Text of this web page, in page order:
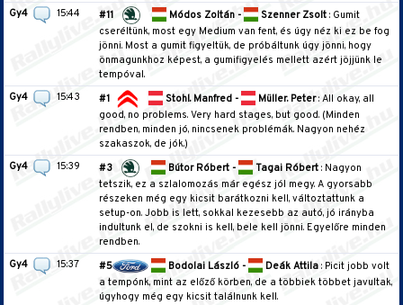
Gy4
15:44 #11 Módos Zoltán - Szenner Zsolt: Gumit
cseréltünk, most egy Medium van fent, és úgy néz ki ez be fog
jönni. Most a gumit figyeltük, de próbáltunk úgy jönni, hogy
önmagunkhoz képest, a gumifigyelés mellett azért jöjjünk le
tempóval.
Gy4
15:43 #1 Stohl. Manfred - Müller. Peter: All okay, all
good, no problems. Very hard stages, but good. (Minden
rendben, minden jó, nincsenek problémák. Nagyon nehéz
szakaszok, de jók.)
Gy4
15:39 #3 Bútor Róbert - Tagai Róbert: Nagyon
tetszik, ez a szlalomozás már egész jól megy. A gyorsabb
részeken még egy kicsit barátkozni kell, változtattunk a
setup-on. Jobb is lett, sokkal kezesebb az autó, jó irányba
indultunk el, de szokni is kell, bele kell jönni. Egyelőre minden
rendben.
Gy4
15:37 #5 Bodolai László - Deák Attila: Picit jobb volt
a tempónk, mint az előző körben, de a többiek többet javultak,
úgyhogy még egy kicsit találnunk kell.